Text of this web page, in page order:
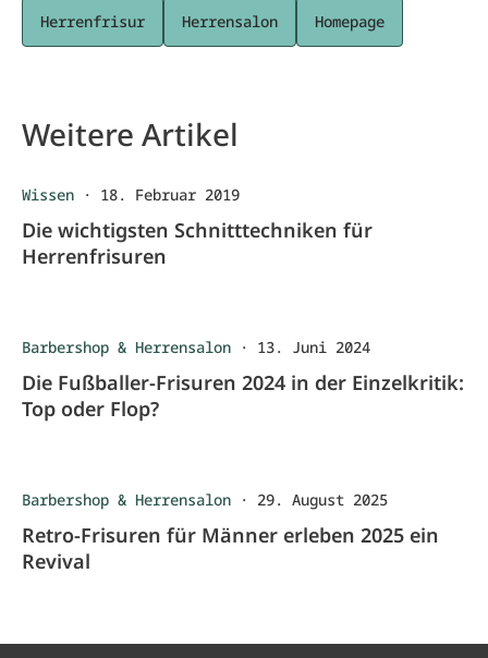
Herrenfrisur Herrensalon Homepage
Weitere Artikel
Wissen · 18. Februar 2019
Die wichtigsten Schnitttechniken für
Herrenfrisuren
Barbershop & Herrensalon · 13. Juni 2024
Die Fußballer-Frisuren 2024 in der Einzelkritik:
Top oder Flop?
Barbershop & Herrensalon · 29. August 2025
Retro-Frisuren für Männer erleben 2025 ein
Revival